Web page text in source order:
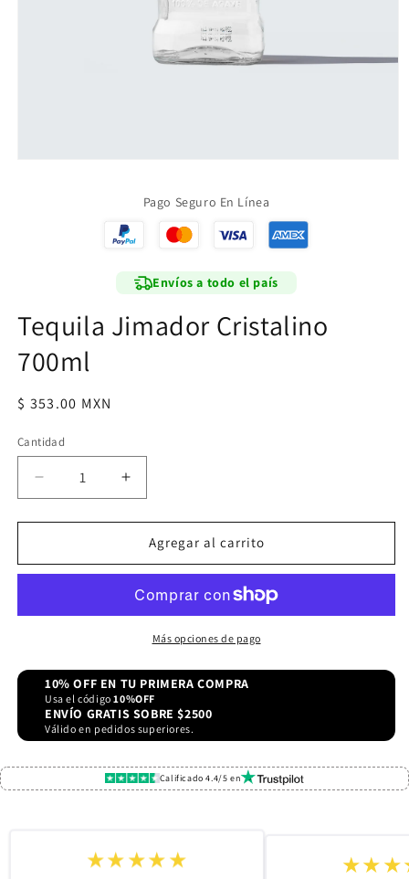
Pago Seguro En Línea
Envíos a todo el país
Tequila Jimador Cristalino
700ml
Precio
$ 353.00 MXN
Cantidad
Reducir
cantidad
para
Jimador
Aumentar
cantidad
para
Tequila
Jimador
700ml
Agregar al carrito
Más opciones de pago
10% OFF EN TU PRIMERA COMPRA
Usa el código10%OFF
ENVÍO GRATIS SOBRE $2500
Válido en pedidos superiores.
Calificado 4.4/5 en
★★★★★